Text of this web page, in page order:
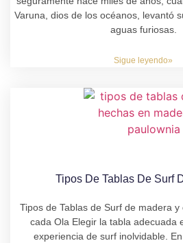
Varuna, dios de los océanos, levantó
aguas furiosas.
Sigue leyendo»
Tipos De Tablas De Surf
Tipos de Tablas de Surf de madera
cada Ola Elegir la tabla adecuada
experiencia de surf inolvidable.